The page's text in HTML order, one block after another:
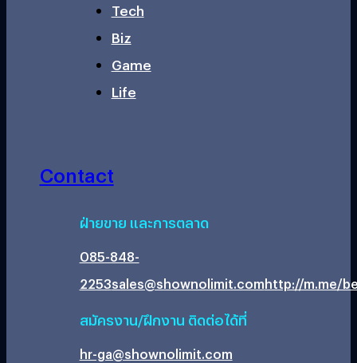
Tech
Biz
Game
Life
Contact
ฝ่ายขาย และการตลาด
085-848-
2253sales@shownolimit.comhttp://m.me/
สมัครงาน/ฝึกงาน ติดต่อได้ที่
hr-ga@shownolimit.com